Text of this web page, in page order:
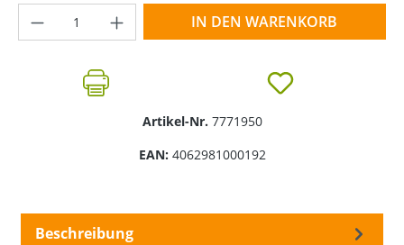
Produkt Anzahl: Gib den gewünschten
IN DEN WARENKORB
Artikel-Nr. 7771950
EAN: 4062981000192
Beschreibung